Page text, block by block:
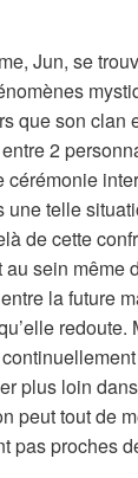
Jun, se
que son clan
2
cérémonie
une telle
de cette
sein même
la future
redoute.
plus loin
peut tout de
pas proches